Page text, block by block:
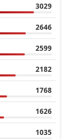
3029
2646
2599
2182
1768
1626
1035